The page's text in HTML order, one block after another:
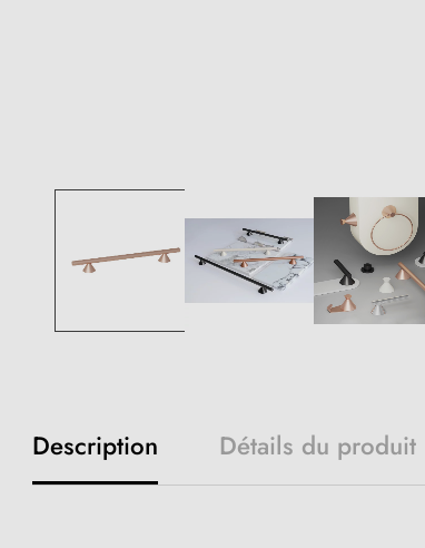
Description Détails du produit